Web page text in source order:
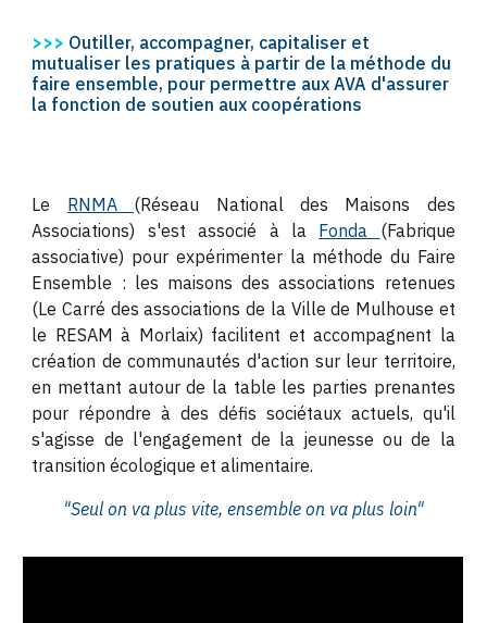
>>> Outiller, accompagner, capitaliser et
mutualiser les pratiques à partir de la méthode du
faire ensemble, pour permettre auxAVA d'assurer
la fonction de soutien aux coopérations
Le RNMA (Réseau National des Maisons des
Associations) s'est associé à la Fonda (Fabrique
associative) pour expérimenter la méthode du Faire
Ensemble : les maisons des associations retenues
(Le Carré des associations de la Ville de Mulhouse et
le RESAM à Morlaix) facilitent et accompagnent la
création de communautés d'action sur leur territoire,
en mettant autour de la table les parties prenantes
pour répondre à des défis sociétaux actuels, qu'il
s'agisse de l'engagement de la jeunesse ou de la
transition écologique et alimentaire.
"Seul on va plus vite, ensemble on va plus loin"